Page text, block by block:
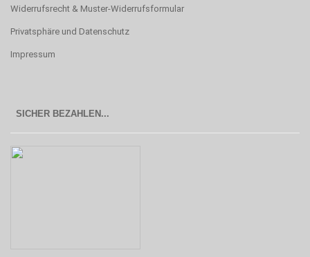
Widerrufsrecht & Muster-Widerrufsformular
Privatsphäre und Datenschutz
Impressum
SICHER BEZAHLEN...